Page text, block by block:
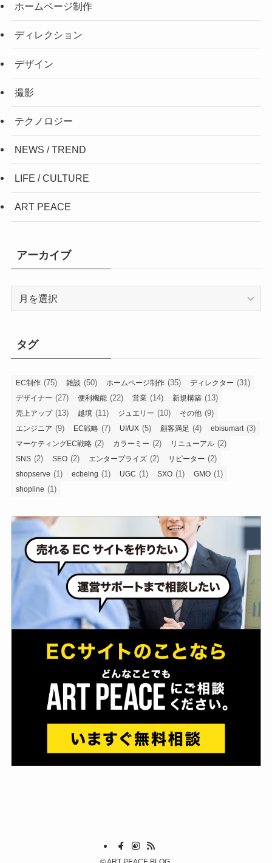
ホームページ制作
ディレクション
デザイン
撮影
テクノロジー
NEWS / TREND
LIFE / CULTURE
ART PEACE
アーカイブ
ブ
タグ
EC制作 (75) 雑談 (50) ホームページ制作 (35) ディレクター (31)
デザイナー (27) 便利機能 (22) 営業 (14) 新規構築 (13)
売上アップ(13) 越境 (11) ジュエリー (10) その他 (9)
エンジニア (9) EC戦略 (7) UI/UX (5) 顧客満足 (4) ebisumart (3)
マーケティングEC戦略 (2) カラーミー (2) リニューアル (2)
SNS (2) SEO (2) エンタープライズ (2) リピーター (2)
shopserve (1) ecbeing (1) UGC (1) SXO (1) GMO (1)
shopline (1)